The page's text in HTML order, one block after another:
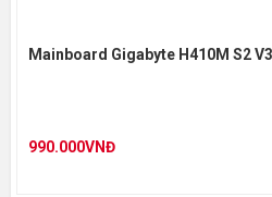
Mainboard Gigabyte H410M S2
990.000VNĐ